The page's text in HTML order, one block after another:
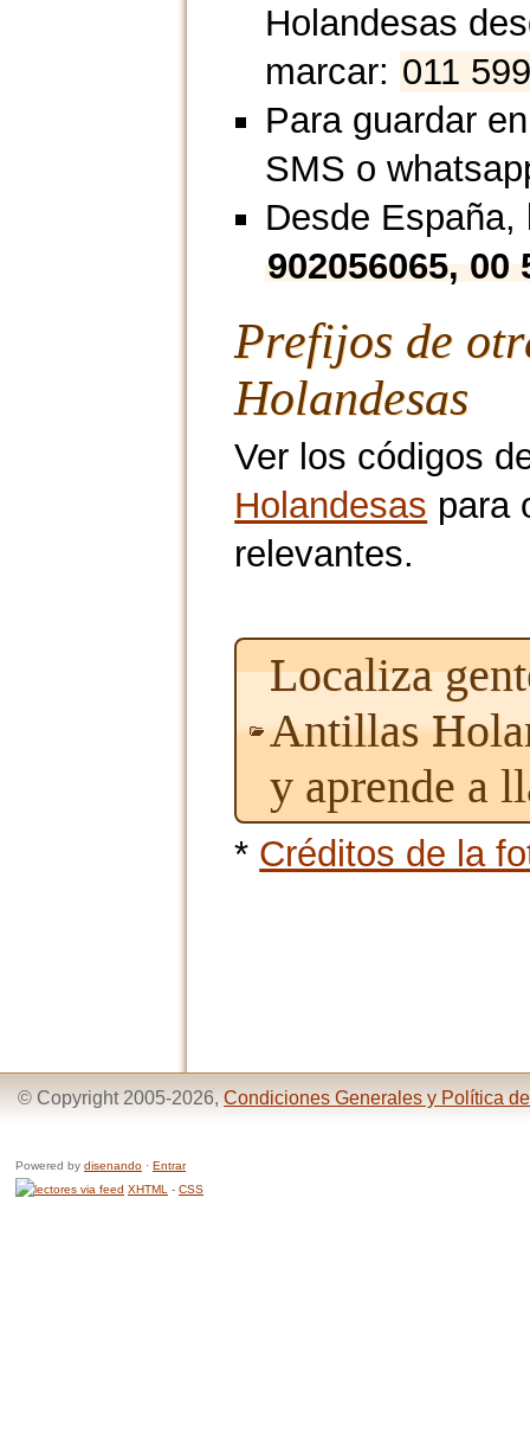
Holandesas
marcar: 011
Para guardar
SMS o
Desde
902056065,
Prefijos de
Holandesas
Ver los códigos
Holandesas para
relevantes.
Localiza
Antillas
y aprende a
* Créditos de la
© Copyright 2005-2026, Condiciones Generales y Política
Powered by disenando · Entrar
XHTML
- CSS